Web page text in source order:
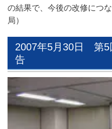
の結果で、今後の改修につ
局）
2007年5月30日 第
告